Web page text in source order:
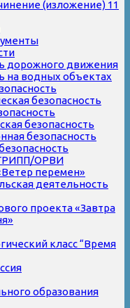
(изложение) 11
дорожного движения
на водных объектах
безопасность
безопасность
безопасность
ОРВИ
перемен»
деятельность
проекта «Завтра
класс “Время
образования